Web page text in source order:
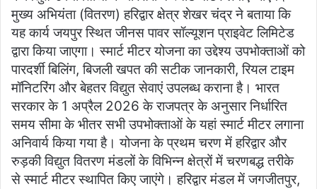
k
मुख्य अभियंता (वितरण) हरिद्वार क्षेत्र शेखर चंद्र ने बताया कि
यह कार्य जयपुर स्थित जीनस पावर सॉल्यूशन प्राइवेट लिमिटेड
द्वारा किया जाएगा। स्मार्ट मीटर योजना का उद्देश्य उपभोक्ताओं को
पारदर्शी बिलिंग, बिजली खपत की सटीक जानकारी, रियल टाइम
मॉनिटरिंग और बेहतर विद्युत सेवाएं उपलब्ध कराना है। भारत
सरकार के 1 अप्रैल 2026 के राजपत्र के अनुसार निर्धारित
समय सीमा के भीतर सभी उपभोक्ताओं के यहां स्मार्ट मीटर लगाना
अनिवार्य किया गया है। योजना के प्रथम चरण में हरिद्वार और
रुड़की विद्युत वितरण मंडलों के विभिन्न क्षेत्रों में चरणबद्ध तरीके
से स्मार्ट मीटर स्थापित किए जाएंगे। हरिद्वार मंडल में जगजीतपुर,